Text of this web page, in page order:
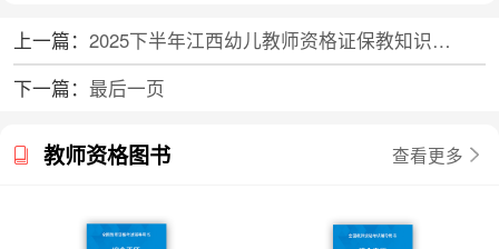
上一篇：
2025下半年江西幼儿教师资格证保教知识与能力考什么？
下一篇： 最后一页
教师资格图书 查看更多